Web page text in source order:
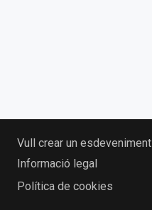
Vull crear un esdeveniment
Informació legal
Política de cookies